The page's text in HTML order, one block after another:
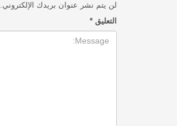
لن يتم نشر عنوان بريدك الإلكتروني.
التعليق *